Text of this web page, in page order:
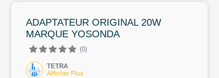
ADAPTATEUR ORIGINAL 20W
MARQUE YOSONDA
(0)
TETRA
Afficher Plus